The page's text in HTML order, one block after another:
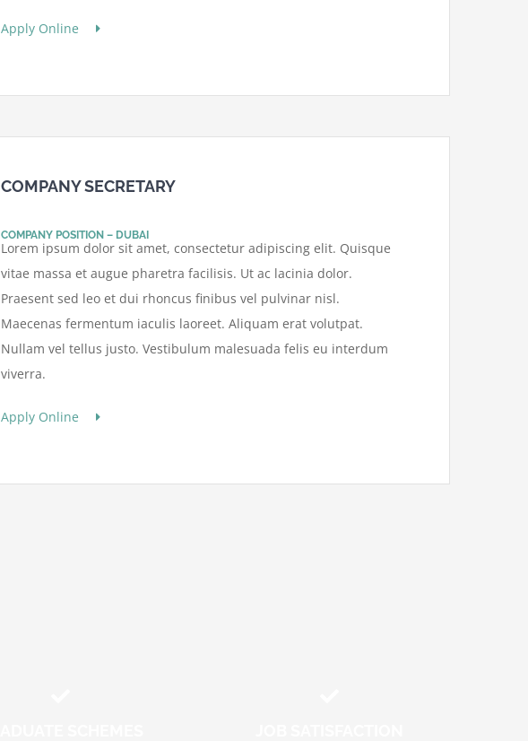
Apply Online
COMPANY SECRETARY
COMPANY POSITION – DUBAI
Lorem ipsum dolor sit amet, consectetur adipiscing elit. Quisque
vitae massa et augue pharetra facilisis. Ut ac lacinia dolor.
Praesent sed leo et dui rhoncus finibus vel pulvinar nisl.
Maecenas fermentum iaculis laoreet. Aliquam erat volutpat.
Nullam vel tellus justo. Vestibulum malesuada felis eu interdum
viverra.
Apply Online